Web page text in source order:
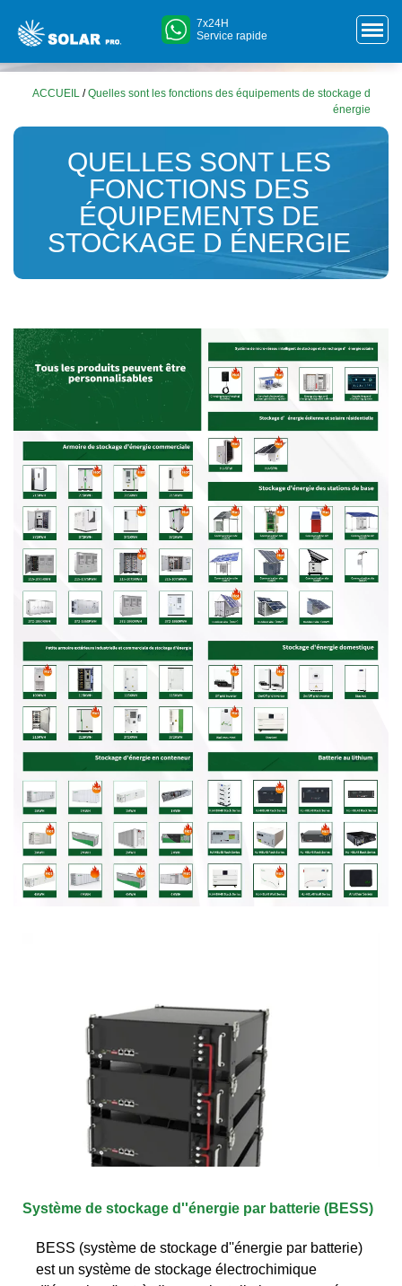
7x24H
Service rapide
ACCUEIL /Quelles sont les fonctions des équipements de stockage d
énergie
QUELLES SONT LES
FONCTIONS DES
ÉQUIPEMENTS DE
STOCKAGE D ÉNERGIE
Système de stockage d''énergie par batterie (BESS)
BESS (système de stockage d''énergie par batterie)
est un système de stockage électrochimique